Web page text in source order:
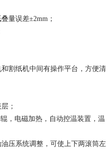
叠量误差±2mm ；
割纸机中间有操作平台，方便清
；
，电磁加热，自动控温装置，温
压系统调整，可使上下两滚筒左